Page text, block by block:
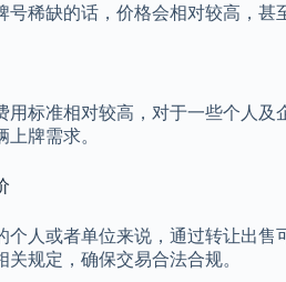
稀缺的话，价格会相对较高，甚
用标准相对较高，对于一些个人
牌需求。
个人或者单位来说，通过转让出
规定，确保交易合法合规。